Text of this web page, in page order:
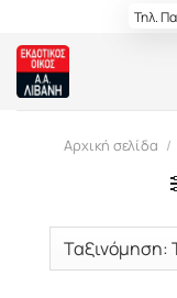
content
Τηλ.
Αρχική σελίδα /